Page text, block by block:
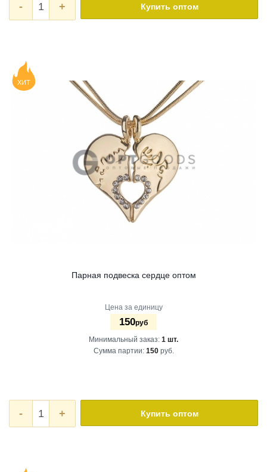
- + Купить оптом
ХИТ
Парная подвеска сердце оптом
Цена за единицу
150руб
Минимальный заказ: 1 шт.
Сумма партии: 150руб.
- + Купить оптом